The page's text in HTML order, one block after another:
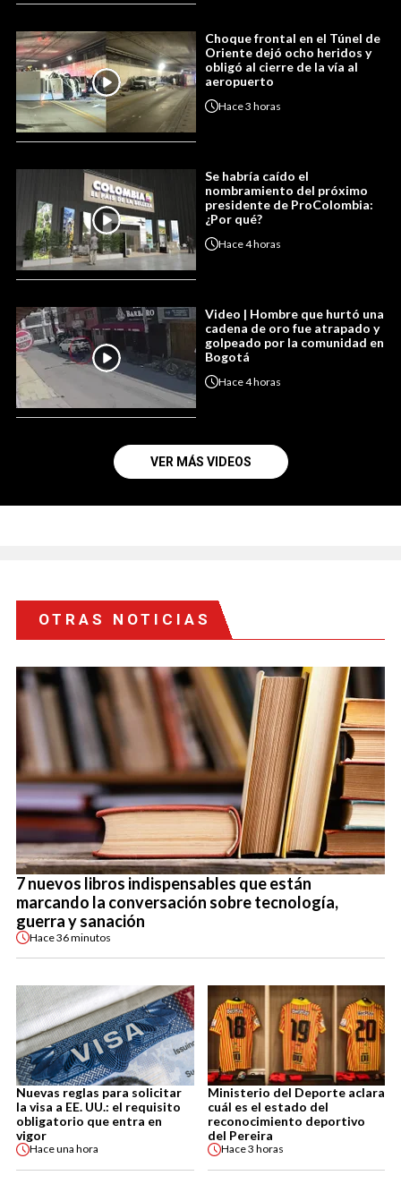
Choque frontal en el Túnel de
Oriente dejó ocho heridos y
obligó al cierre de la vía al
aeropuerto
Hace3 horas
Se habría caído el
nombramiento del próximo
presidente de ProColombia:
¿Por qué?
Hace4 horas
Video | Hombre que hurtó una
cadena de oro fue atrapado y
golpeado por la comunidad en
Bogotá
Hace4 horas
VER MÁS VIDEOS
OTRAS NOTICIAS
7 nuevos libros indispensables que están
marcando la conversación sobre tecnología,
guerra y sanación
Hace36 minutos
Nuevas reglas para solicitar
la visa a EE. UU.: el requisito
obligatorio que entra en
vigor
Haceuna hora
Ministerio del Deporte aclara
cuál es el estado del
reconocimiento deportivo
del Pereira
Hace3 horas